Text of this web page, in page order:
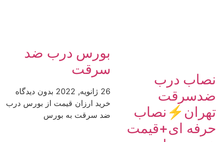
نصاب درب
ضدسرقت
تهران⚡️نصاب
حرفه ای+قیمت
بورس درب ضد
سرقت
26 ژانویه, 2022
بدون دیدگاه
خرید ارزان قیمت از بورس درب
ضد سرقت به بورس